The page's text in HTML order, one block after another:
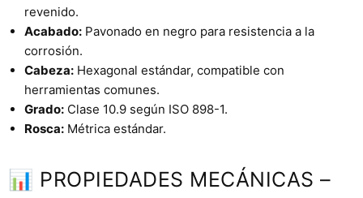
revenido.
Acabado: Pavonado en negro para resistencia a la
corrosión.
Cabeza: Hexagonal estándar, compatible con
herramientas comunes.
Grado: Clase 10.9 según ISO 898-1.
Rosca: Métrica estándar.
📊 PROPIEDADES MECÁNICAS –